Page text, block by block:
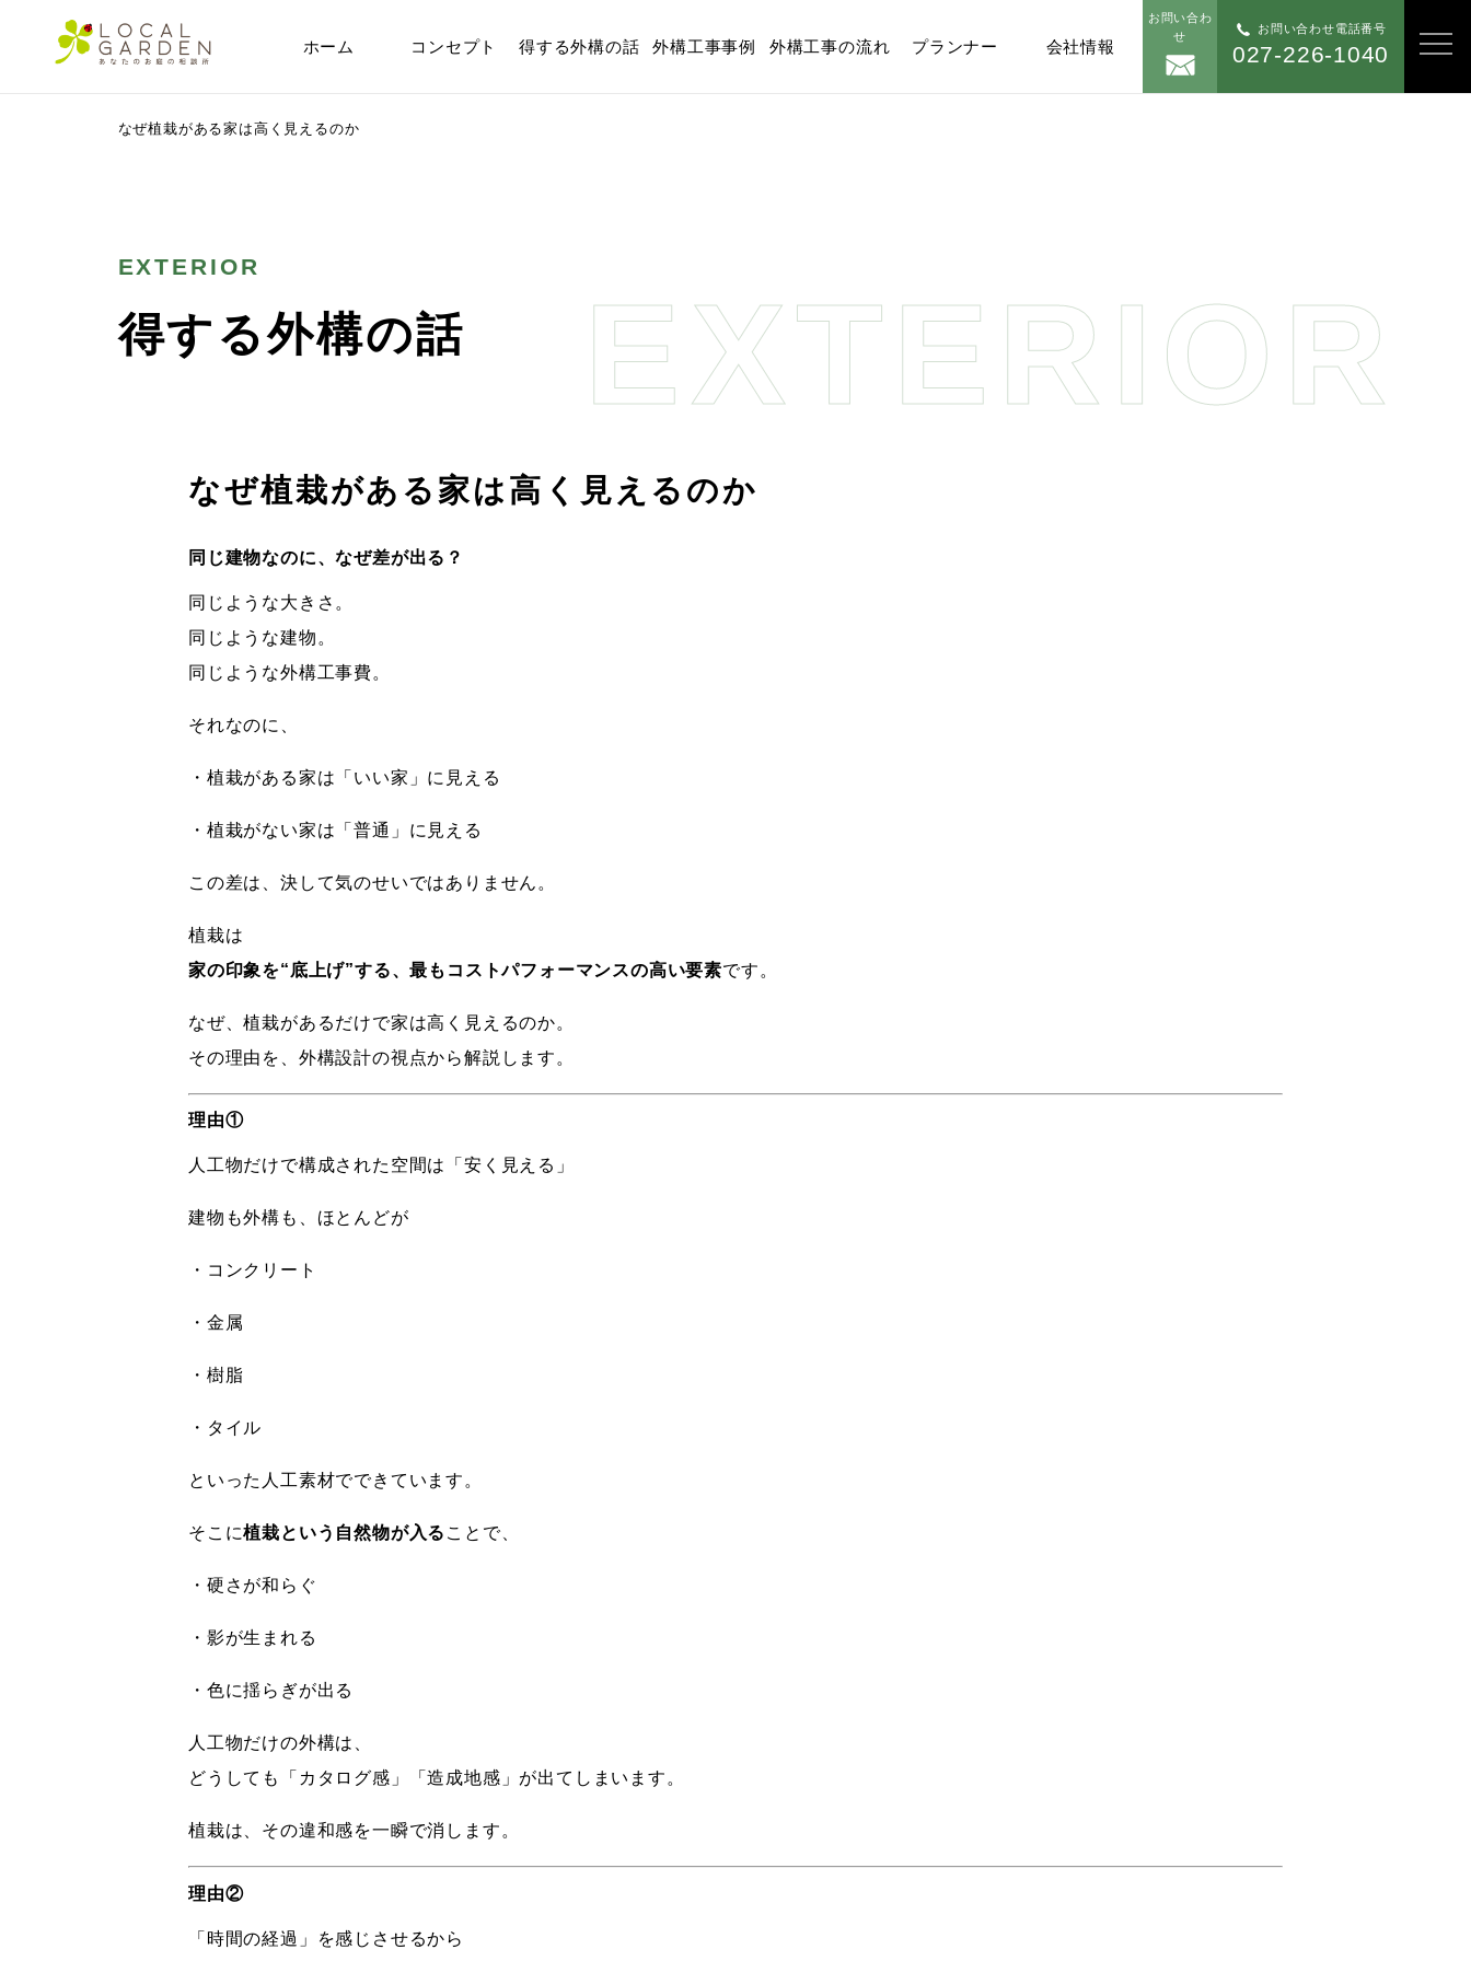
ホーム コンセプト 得する外構の話 外構工事事例 外構工事の流れ プランナー 会社情報
お問い合わ
せ
お問い合わせ電話番号
027-226-1040
なぜ植栽がある家は高く見えるのか
EXTERIOR
得する外構の話 EXTERIOR
なぜ植栽がある家は高く見えるのか
同じ建物なのに、なぜ差が出る？
同じような大きさ。
同じような建物。
同じような外構工事費。
それなのに、
・植栽がある家は「いい家」に見える
・植栽がない家は「普通」に見える
この差は、決して気のせいではありません。
植栽は
家の印象を“底上げ”する、最もコストパフォーマンスの高い要素です。
なぜ、植栽があるだけで家は高く見えるのか。
その理由を、外構設計の視点から解説します。
理由①
人工物だけで構成された空間は「安く見える」
建物も外構も、ほとんどが
・コンクリート
・金属
・樹脂
・タイル
といった人工素材でできています。
そこに植栽という自然物が入る ことで、
・硬さが和らぐ
・影が生まれる
・色に揺らぎが出る
人工物だけの外構は、
どうしても「カタログ感」「造成地感」が出てしまいます。
植栽は、その違和感を一瞬で消します。
理由②
「時間の経過」を感じさせるから